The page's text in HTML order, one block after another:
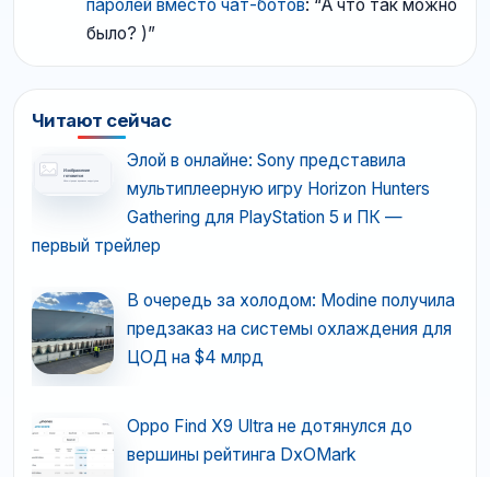
паролей вместо чат-ботов: “А что так можно
было? )”
Читают сейчас
Элой в онлайне: Sony представила
мультиплеерную игру Horizon Hunters
Gathering для PlayStation 5 и ПК —
первый трейлер
В очередь за холодом: Modine получила
предзаказ на системы охлаждения для
ЦОД на $4 млрд
Oppo Find X9 Ultra не дотянулся до
вершины рейтинга DxOMark